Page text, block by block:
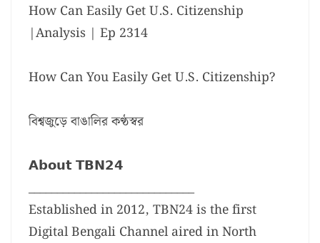
How Can Easily Get U.S. Citizenship
|Analysis | Ep 2314
How Can You Easily Get U.S. Citizenship?
বিশ্বজুড়ে বাঙালির কণ্ঠস্বর
𝗔𝗯𝗼𝘂𝘁 𝗧𝗕𝗡𝟮𝟰
_____________________________
Established in 2012, TBN24 is the first
Digital Bengali Channel aired in North